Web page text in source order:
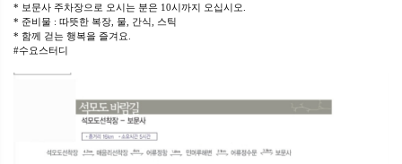
* 보문사 주차장으로 오시는 분은 10시까지 오십시오.
* 준비물 : 따뜻한 복장, 물, 간식, 스틱
* 함께 걷는 행복을 즐겨요.
#수요스터디